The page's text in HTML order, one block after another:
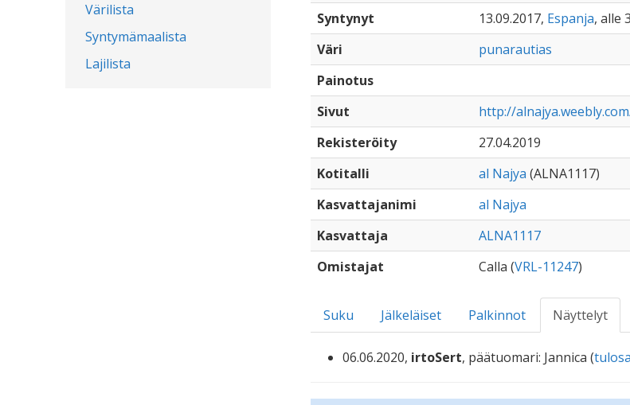
Värilista
Syntymämaalista
Lajilista
Syntynyt
13.09.2017, Espanja, alle
Väri
punarautias
Painotus
Sivut
http://
Rekisteröity
27.04.2019
Kotitalli
al Najya (ALNA1117)
Kasvattajanimi
al Najya
Kasvattaja
ALNA1117
Omistajat
Calla (VRL-11247)
Suku Jälkeläiset Palkinnot Näyttelyt
06.06.2020, irtoSert, päätuomari: Jannica (